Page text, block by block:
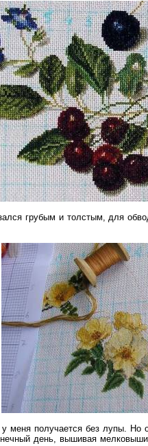
грубым и толстым, для
меня получается без лупы. Но
день, вышивая